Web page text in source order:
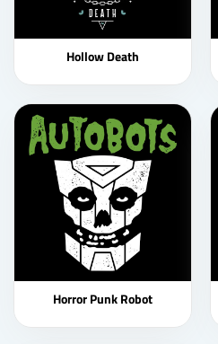
Hollow Death
Horror Punk Robot